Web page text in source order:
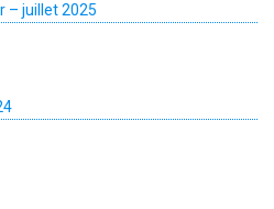
– juillet 2025